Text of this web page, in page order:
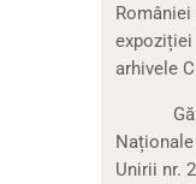
României
arhivele
Naționale
Unirii nr.